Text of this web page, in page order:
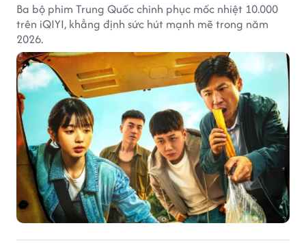
Ba bộ phim Trung Quốc chinh phục mốc nhiệt 10.000
trên iQIYI, khẳng định sức hút mạnh mẽ trong năm
2026.